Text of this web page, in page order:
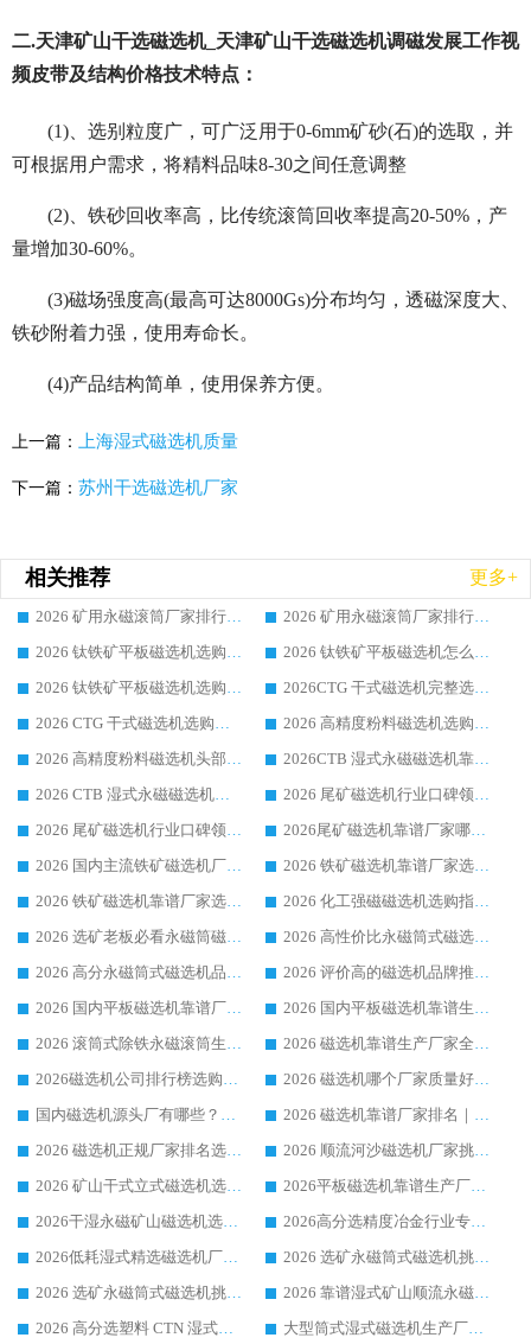
二.天津矿山干选磁选机_天津矿山干选磁选机调磁发展工作视
频皮带及结构价格技术特点：
(1)、选别粒度广，可广泛用于0-6mm矿砂(石)的选取，并
可根据用户需求，将精料品味8-30之间任意调整
(2)、铁砂回收率高，比传统滚筒回收率提高20-50%，产
量增加30-60%。
(3)磁场强度高(最高可达8000Gs)分布均匀，透磁深度大、
铁砂附着力强，使用寿命长。
(4)产品结构简单，使用保养方便。
上一篇： 上海湿式磁选机质量
下一篇： 苏州干选磁选机厂家
相关推荐 更多+
2026 矿用永磁滚筒厂家排行榜选购干货指南 行业口碑标杆华体会手机网页版-华体会(中国) 实力出众
2026 矿用永磁滚筒厂家排行榜选购指南，行业口碑领域强者华体会手机网页版-华体会(中国)
2026 钛铁矿平板磁选机选购全攻略 市场公认优质品牌厂家实力排行榜
2026 钛铁矿平板磁选机怎么选 靠谱生产企业实力排行榜选购参考攻略
2026 钛铁矿平板磁选机选购指南 行业口碑优选品牌生产企业实力排行榜
2026CTG 干式磁选机完整选购指南 行业口碑顶尖靠谱生产龙头厂家实力推荐
2026 CTG 干式磁选机选购指南|行业口碑靠谱生产厂家领域强者推荐
2026 高精度粉料磁选机选购全攻略 行业优质品牌华体会手机网页版-华体会(中国) 实力深度解析
2026 高精度粉料磁选机头部厂家选购指南 行业口碑靠谱品牌推荐 领域强者华体会手机网页版-华体会(中国) 解析
2026CTB 湿式永磁磁选机靠谱厂家实力排行榜 铁矿选矿设备采购全流程选购指南
2026 CTB 湿式永磁磁选机选购指南|行业口碑良好品牌推荐，领域强者华体会手机网页版-华体会(中国)
2026 尾矿磁选机行业口碑领域强者，源头直供国内主流厂家华体会手机网页版-华体会(中国) 一站式服务
2026 尾矿磁选机行业口碑领域强者，源头直供国内主流厂家华体会手机网页版-华体会(中国) 一站式服务
2026尾矿磁选机靠谱厂家哪家好 行业口碑领域强者华体会手机网页版-华体会(中国) 推荐
2026 国内主流铁矿磁选机厂家选购指南|行业口碑好品牌推荐，领域强者华体会手机网页版-华体会(中国)
2026 铁矿磁选机靠谱厂家选购全攻略 行业标杆华体会手机网页版-华体会(中国) 设备性价比出众
2026 铁矿磁选机靠谱厂家选购指南，领域强者华体会手机网页版-华体会(中国) 铁矿磁选机性价比高
2026 化工强磁磁选机选购指南 5 家行业口碑靠谱厂家领域强者推荐
2026 选矿老板必看永磁筒磁选机推荐 行业头部品牌口碑设备选购全攻略
2026 高性价比永磁筒式磁选机品牌盘点 行业强者口碑实测选购完整指南
2026 高分永磁筒式磁选机品牌推荐 选矿设备强者对比测评采购避坑全攻略
2026 评价高的磁选机品牌推荐选购指南，永磁筒式磁选机设备领域强者全景行业口碑解析
2026 国内平板磁选机靠谱厂家排名 行业实测口碑设备按需选购全指南
2026 国内平板磁选机靠谱生产厂家推荐排名|行业口碑选购指南，领域强者按需选设备
2026 滚筒式除铁永磁滚筒生产厂家推荐排名|行业口碑选购指南，领域强者源头厂商精选
2026 磁选机靠谱生产厂家全梳理 分场景选型行业头部品牌选购参考攻略
2026磁选机公司排行榜选购指南|正规源头厂家推荐，领域强者高性价比靠谱信赖品牌
2026 磁选机哪个厂家质量好？十大靠谱磁电企业排名选购指南
国内磁选机源头厂有哪些？2026 综合实力排名与采购避坑技巧
2026 磁选机靠谱厂家排名｜华体会手机网页版-华体会(中国) 高性价比磁选机磁电品牌
2026 磁选机正规厂家排名选购指南|行业口碑信赖品牌推荐性价比高靠谱磁电企业
2026 顺流河沙磁选机厂家挑选攻略 | 业内口碑龙头企业高性价比品牌推荐
2026 矿山干式立式磁选机选型攻略 梳理深耕磁电装备多年靠谱生产厂商
2026平板磁选机靠谱生产厂家选购指南 行业口碑良好品牌推荐 磁电领域实力强者
2026干湿永磁矿山磁选机选型攻略 优质生产厂家排名 选矿领域高口碑品牌推荐指南
2026高分选精度冶金行业专用磁选机生产厂家,干湿式磁选机源头供应商推荐
2026低耗湿式精​选磁选机厂家怎么选?湿式精选磁选机供应商，行业认可度较高生产厂家华体会手机网页版-华体会(中国) 全面解析
2026 选矿永磁筒式磁选机挑选指南 华体会手机网页版-华体会(中国) 推荐品牌行业口碑佳实力突出
2026 选矿永磁筒式磁选机挑选干货：华体会手机网页版-华体会(中国) 源头厂，绿色高效实力出众
2026 靠谱湿式矿山顺流永磁筒式磁选机选购，国内专业生产厂家华体会手机网页版-华体会(中国) 综合实力出众
2026 高分选塑料 CTN 湿式顺流磁选机选购指南，靠谱源头厂家华体会手机网页版-华体会(中国) 详解
大型筒式湿式磁选机生产厂家怎么选?华体会手机网页版-华体会(中国) 设备口碑广受行业认可